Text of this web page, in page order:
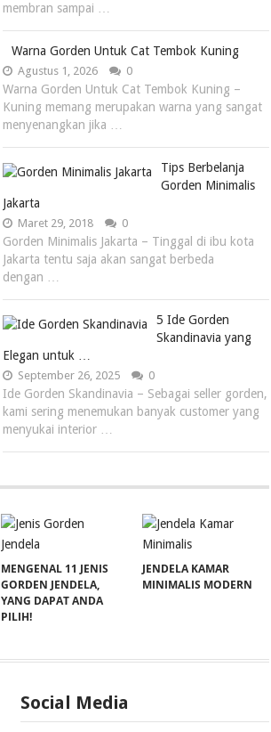
membran sampai …
Warna Gorden Untuk Cat Tembok Kuning
Agustus 1, 2026 0
Warna Gorden Untuk Cat Tembok Kuning –
Kuning memang merupakan warna yang sangat
menyenangkan jika …
Tips Berbelanja
Gorden Minimalis
Jakarta
Maret 29, 2018 0
Gorden Minimalis Jakarta – Tinggal di ibu kota
Jakarta tentu saja akan sangat berbeda
dengan …
5 Ide Gorden
Skandinavia yang
Elegan untuk …
September 26, 2025 0
Ide Gorden Skandinavia – Sebagai seller gorden,
kami sering menemukan banyak customer yang
menyukai interior …
MENGENAL 11 JENIS
GORDEN JENDELA,
YANG DAPAT ANDA
PILIH!
JENDELA KAMAR
MINIMALIS MODERN
Social Media